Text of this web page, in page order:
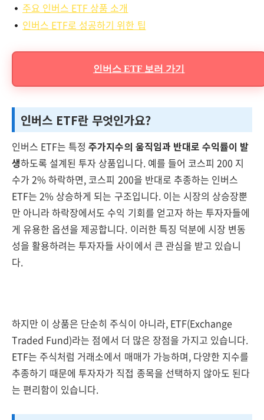
주요 인버스 ETF 상품 소개
인버스 ETF로 성공하기 위한 팁
인버스 ETF 보러 가기
인버스 ETF란 무엇인가요?
인버스 ETF는 특정주가지수의 움직임과 반대로 수익률이 발
생하도록 설계된 투자 상품입니다. 예를 들어 코스피 200 지
수가 2% 하락하면, 코스피 200을 반대로 추종하는 인버스
ETF는 2% 상승하게 되는 구조입니다. 이는 시장의 상승장뿐
만 아니라 하락장에서도 수익 기회를 얻고자 하는 투자자들에
게 유용한 옵션을 제공합니다. 이러한 특징 덕분에 시장 변동
성을 활용하려는 투자자들 사이에서 큰 관심을 받고 있습니
다.
하지만 이 상품은 단순히 주식이 아니라, ETF(Exchange
Traded Fund)라는 점에서 더 많은 장점을 가지고 있습니다.
ETF는 주식처럼 거래소에서 매매가 가능하며, 다양한 지수를
추종하기 때문에 투자자가 직접 종목을 선택하지 않아도 된다
는 편리함이 있습니다.